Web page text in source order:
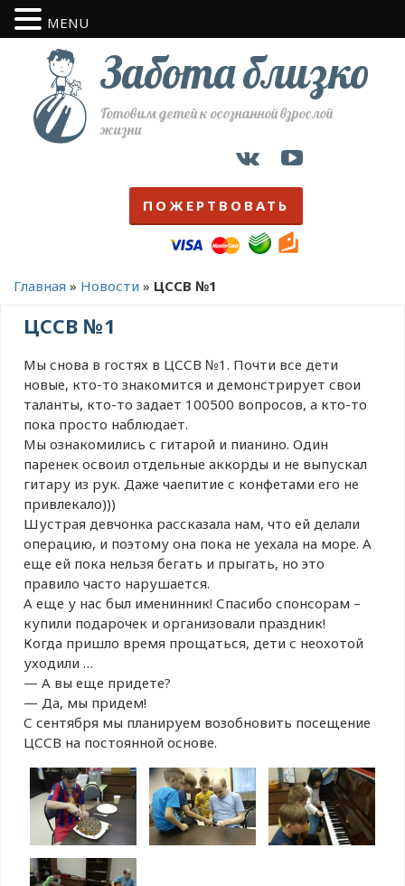
Забота близко
Готовим детей к осознанной взрослой
жизни
ПОЖЕРТВОВАТЬ
Главная » Новости » ЦССВ №1
ЦССВ №1
Мы снова в гостях в ЦССВ №1. Почти все дети
новые, кто-то знакомится и демонстрирует свои
таланты, кто-то задает 100500 вопросов, а кто-то
пока просто наблюдает.
Мы ознакомились с гитарой и пианино. Один
паренек освоил отдельные аккорды и не выпускал
гитару из рук. Даже чаепитие с конфетами его не
привлекало)))
Шустрая девчонка рассказала нам, что ей делали
операцию, и поэтому она пока не уехала на море. А
еще ей пока нельзя бегать и прыгать, но это
правило часто нарушается.
А еще у нас был именинник! Спасибо спонсорам –
купили подарочек и организовали праздник!
Когда пришло время прощаться, дети с неохотой
уходили …
— А вы еще придете?
— Да, мы придем!
С сентября мы планируем возобновить посещение
ЦССВ на постоянной основе.
MENU